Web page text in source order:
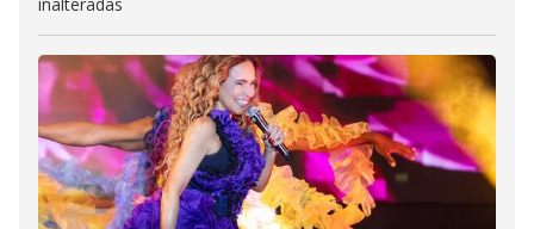
inalteradas